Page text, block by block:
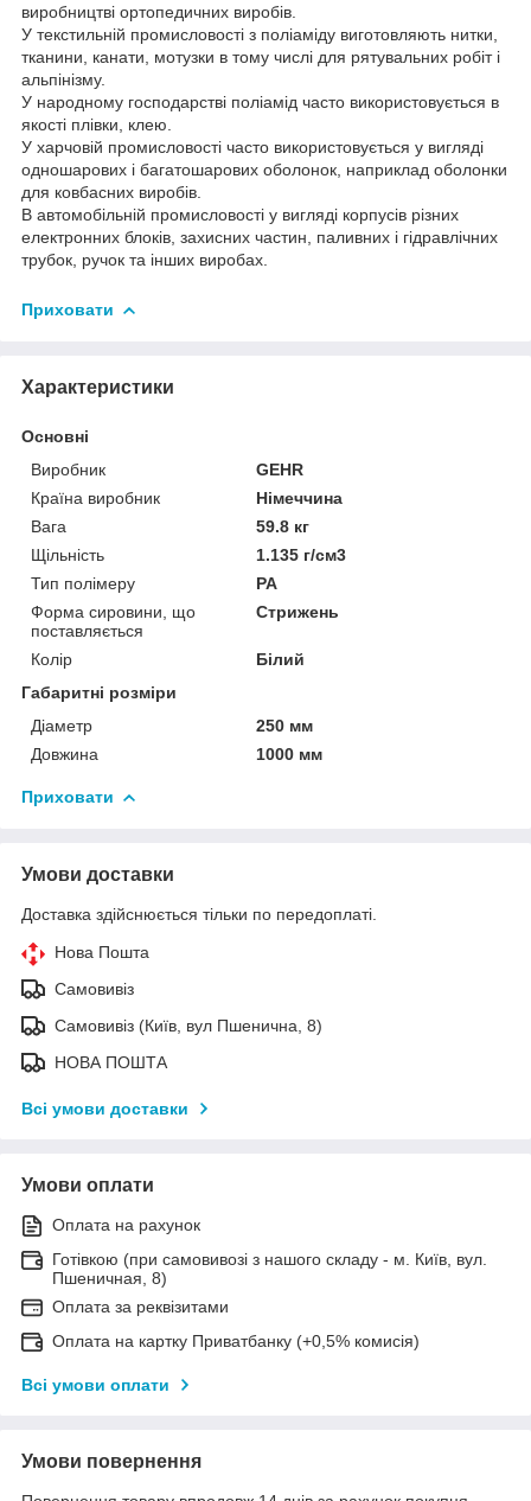
виробництві ортопедичних виробів.
У текстильній промисловості з поліаміду виготовляють нитки,
тканини, канати, мотузки в тому числі для рятувальних робіт і
альпінізму.
У народному господарстві поліамід часто використовується в
якості плівки, клею.
У харчовій промисловості часто використовується у вигляді
одношарових і багатошарових оболонок, наприклад оболонки
для ковбасних виробів.
В автомобільній промисловості у вигляді корпусів різних
електронних блоків, захисних частин, паливних і гідравлічних
трубок, ручок та інших виробах.
Приховати
Характеристики
Основні
Виробник
GEHR
Країна виробник
Німеччина
Вага
59.8 кг
Щільність
1.135 г/см3
Тип полімеру
PA
Форма сировини, що
поставляється
Стрижень
Колір
Білий
Габаритні розміри
Діаметр
250 мм
Довжина
1000 мм
Приховати
Умови доставки
Доставка здійснюється тільки по передоплаті.
Нова Пошта
Самовивіз
Самовивіз (Київ, вул Пшенична, 8)
НОВА ПОШТА
Всі умови доставки
Умови оплати
Оплата на рахунок
Готівкою (при самовивозі з нашого складу - м. Київ, вул.
Пшеничная, 8)
Оплата за реквізитами
Оплата на картку Приватбанку (+0,5% комисія)
Всі умови оплати
Умови повернення